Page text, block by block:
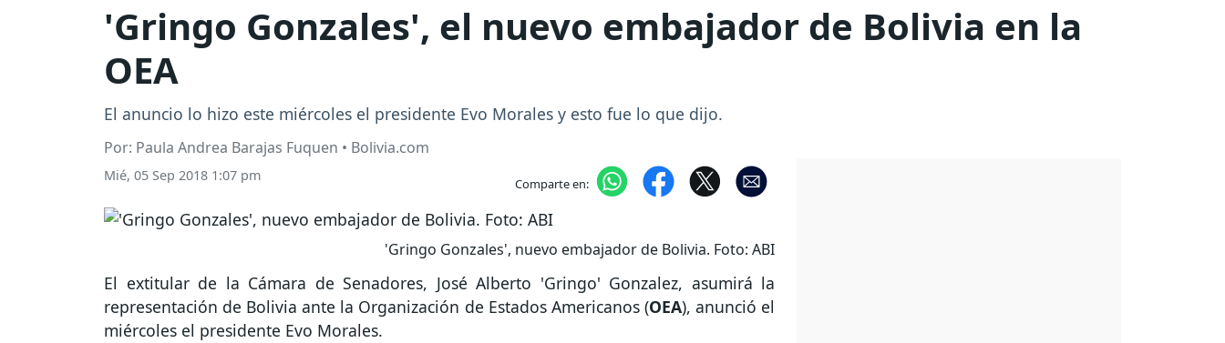
'Gringo Gonzales', el nuevo embajador de Bolivia en la
OEA
El anuncio lo hizo este miércoles el presidente Evo Morales y esto fue lo que dijo.
Por: Paula Andrea Barajas Fuquen • Bolivia.com
Mié, 05 Sep 2018 1:07 pm Comparte en:
'Gringo Gonzales', nuevo embajador de Bolivia. Foto: ABI
El extitular de la Cámara de Senadores, José Alberto 'Gringo' Gonzalez, asumirá la
representación de Bolivia ante la Organización de Estados Americanos (OEA), anunció el
miércoles el presidente Evo Morales.